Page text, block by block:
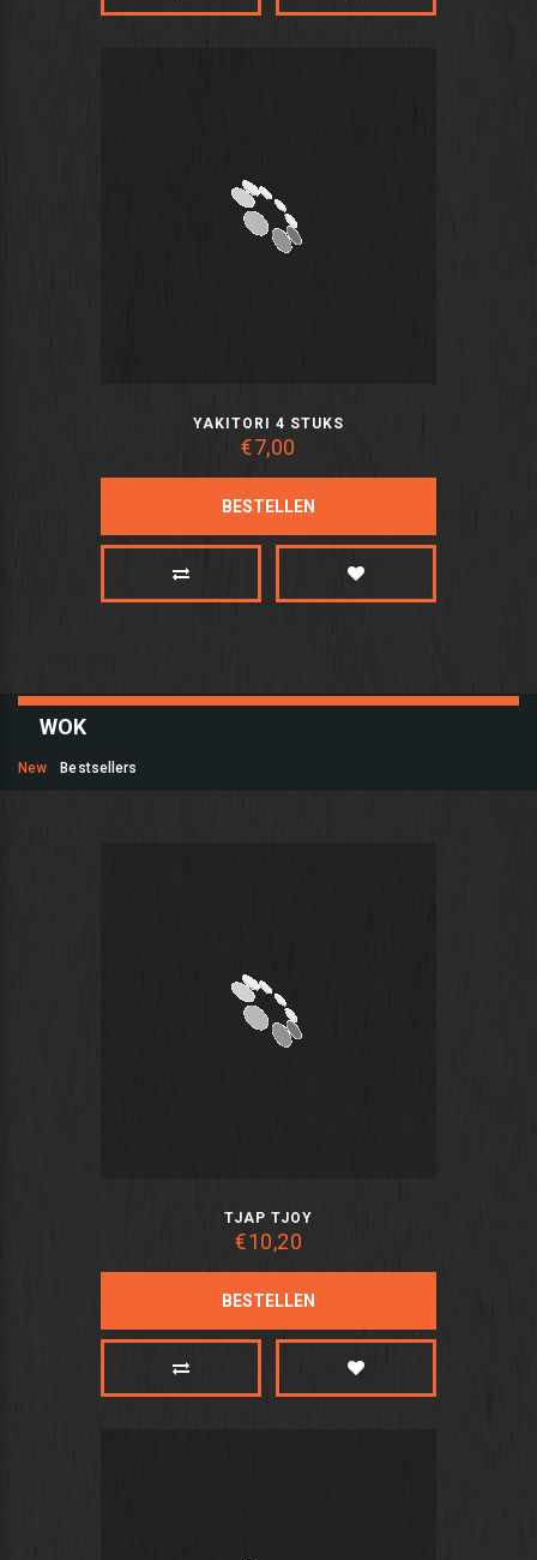
YAKITORI 4 STUKS
€7,00
BESTELLEN
WOK
New Bestsellers
TJAP TJOY
€10,20
BESTELLEN